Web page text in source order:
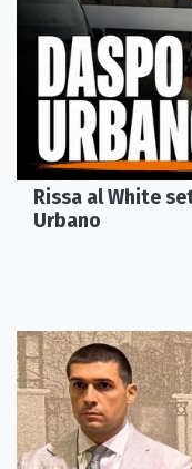
Rissa al White
Urbano